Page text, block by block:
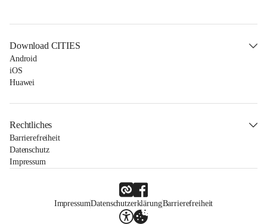
Download CITIES
Android
iOS
Huawei
Rechtliches
Barrierefreiheit
Datenschutz
Impressum
ImpressumDatenschutzerklärungBarrierefreiheit